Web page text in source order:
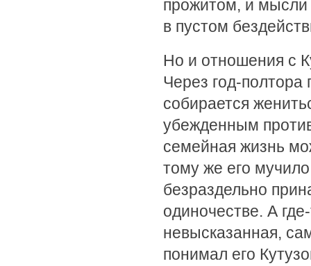
прожитом, и мысли
в пустом
Но и отношения с
Через год-
собирается
убежденным
семейная жизнь
тому же его
безраздельно
одиночестве. А
невысказанная,
понимал его